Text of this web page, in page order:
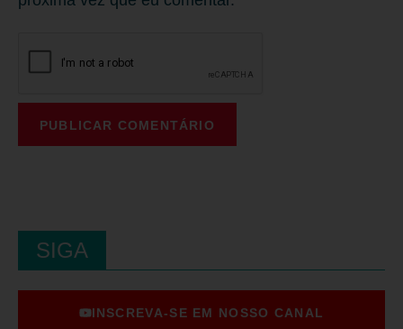
SIGA
INSCREVA-SE EM NOSSO CANAL